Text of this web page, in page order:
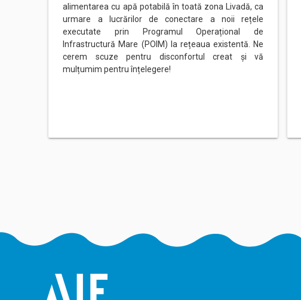
alimentarea cu apă potabilă în toată zona Livadă, ca
urmare a lucrărilor de conectare a noii rețele
executate prin Programul Operațional de
Infrastructură Mare (POIM) la rețeaua existentă. Ne
cerem scuze pentru disconfortul creat și vă
mulțumim pentru înțelegere!